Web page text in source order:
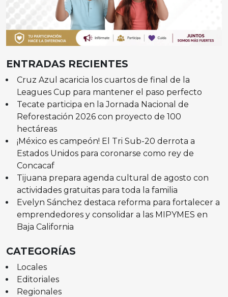
ENTRADAS RECIENTES
Cruz Azul acaricia los cuartos de final de la
Leagues Cup para mantener el paso perfecto
Tecate participa en la Jornada Nacional de
Reforestación 2026 con proyecto de 100
hectáreas
¡México es campeón! El Tri Sub-20 derrota a
Estados Unidos para coronarse como rey de
Concacaf
Tijuana prepara agenda cultural de agosto con
actividades gratuitas para toda la familia
Evelyn Sánchez destaca reforma para fortalecer a
emprendedores y consolidar a las MIPYMES en
Baja California
CATEGORÍAS
Locales
Editoriales
Regionales